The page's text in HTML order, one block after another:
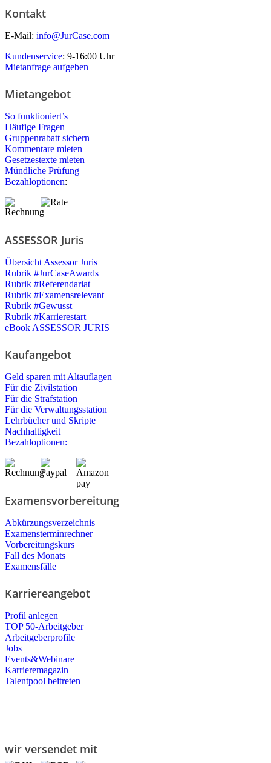
Kontakt
E-Mail: info@JurCase.com
Kundenservice: 9-16:00 Uhr
Mietanfrage aufgeben
Mietangebot
So funktioniert’s
Häufige Fragen
Gruppenrabatt sichern
Kommentare mieten
Gesetzestexte mieten
Mündliche Prüfung
Bezahloptionen:
ASSESSOR Juris
Übersicht Assessor Juris
Rubrik #JurCaseAwards
Rubrik #Referendariat
Rubrik #Examensrelevant
Rubrik #Gewusst
Rubrik #Karrierestart
eBook ASSESSOR JURIS
Kaufangebot
Geld sparen mit Altauflagen
Für die Zivilstation
Für die Strafstation
Für die Verwaltungsstation
Lehrbücher und Skripte
Nachhaltigkeit
Bezahloptionen:
Examensvorbereitung
Abkürzungsverzeichnis
Examensterminrechner
Vorbereitungskurs
Fall des Monats
Examensfälle
Karriereangebot
Profil anlegen
TOP 50-Arbeitgeber
Arbeitgeberprofile
Jobs
Events&Webinare
Karrieremagazin
Talentpool beitreten
wir versendet mit